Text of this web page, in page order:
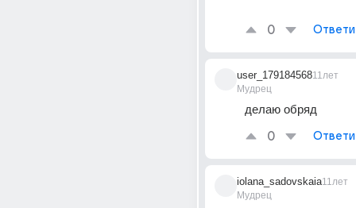
0
user_179184568
Мудрец
11лет
делаю обряд
0
iolana_sadovskaia
Мудрец
11лет